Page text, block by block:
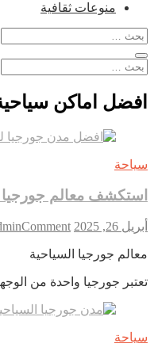
منوعات ثقافية
البحث
البحث
افضل اماكن
سياحة
استكشف معالم جورجيا
أبريل 26, 2025 Comment
معالم جورجيا السياحية
تعتبر جورجيا واحدة من
سياحة